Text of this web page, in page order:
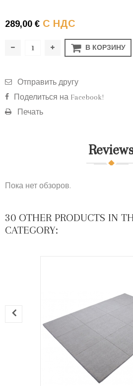
289,00 € С НДС
В КОРЗИНУ
Отправить другу
Поделиться на Facebook!
Печать
Пока нет обзоров.
30 OTHER PRODUCTS IN
CATEGORY: